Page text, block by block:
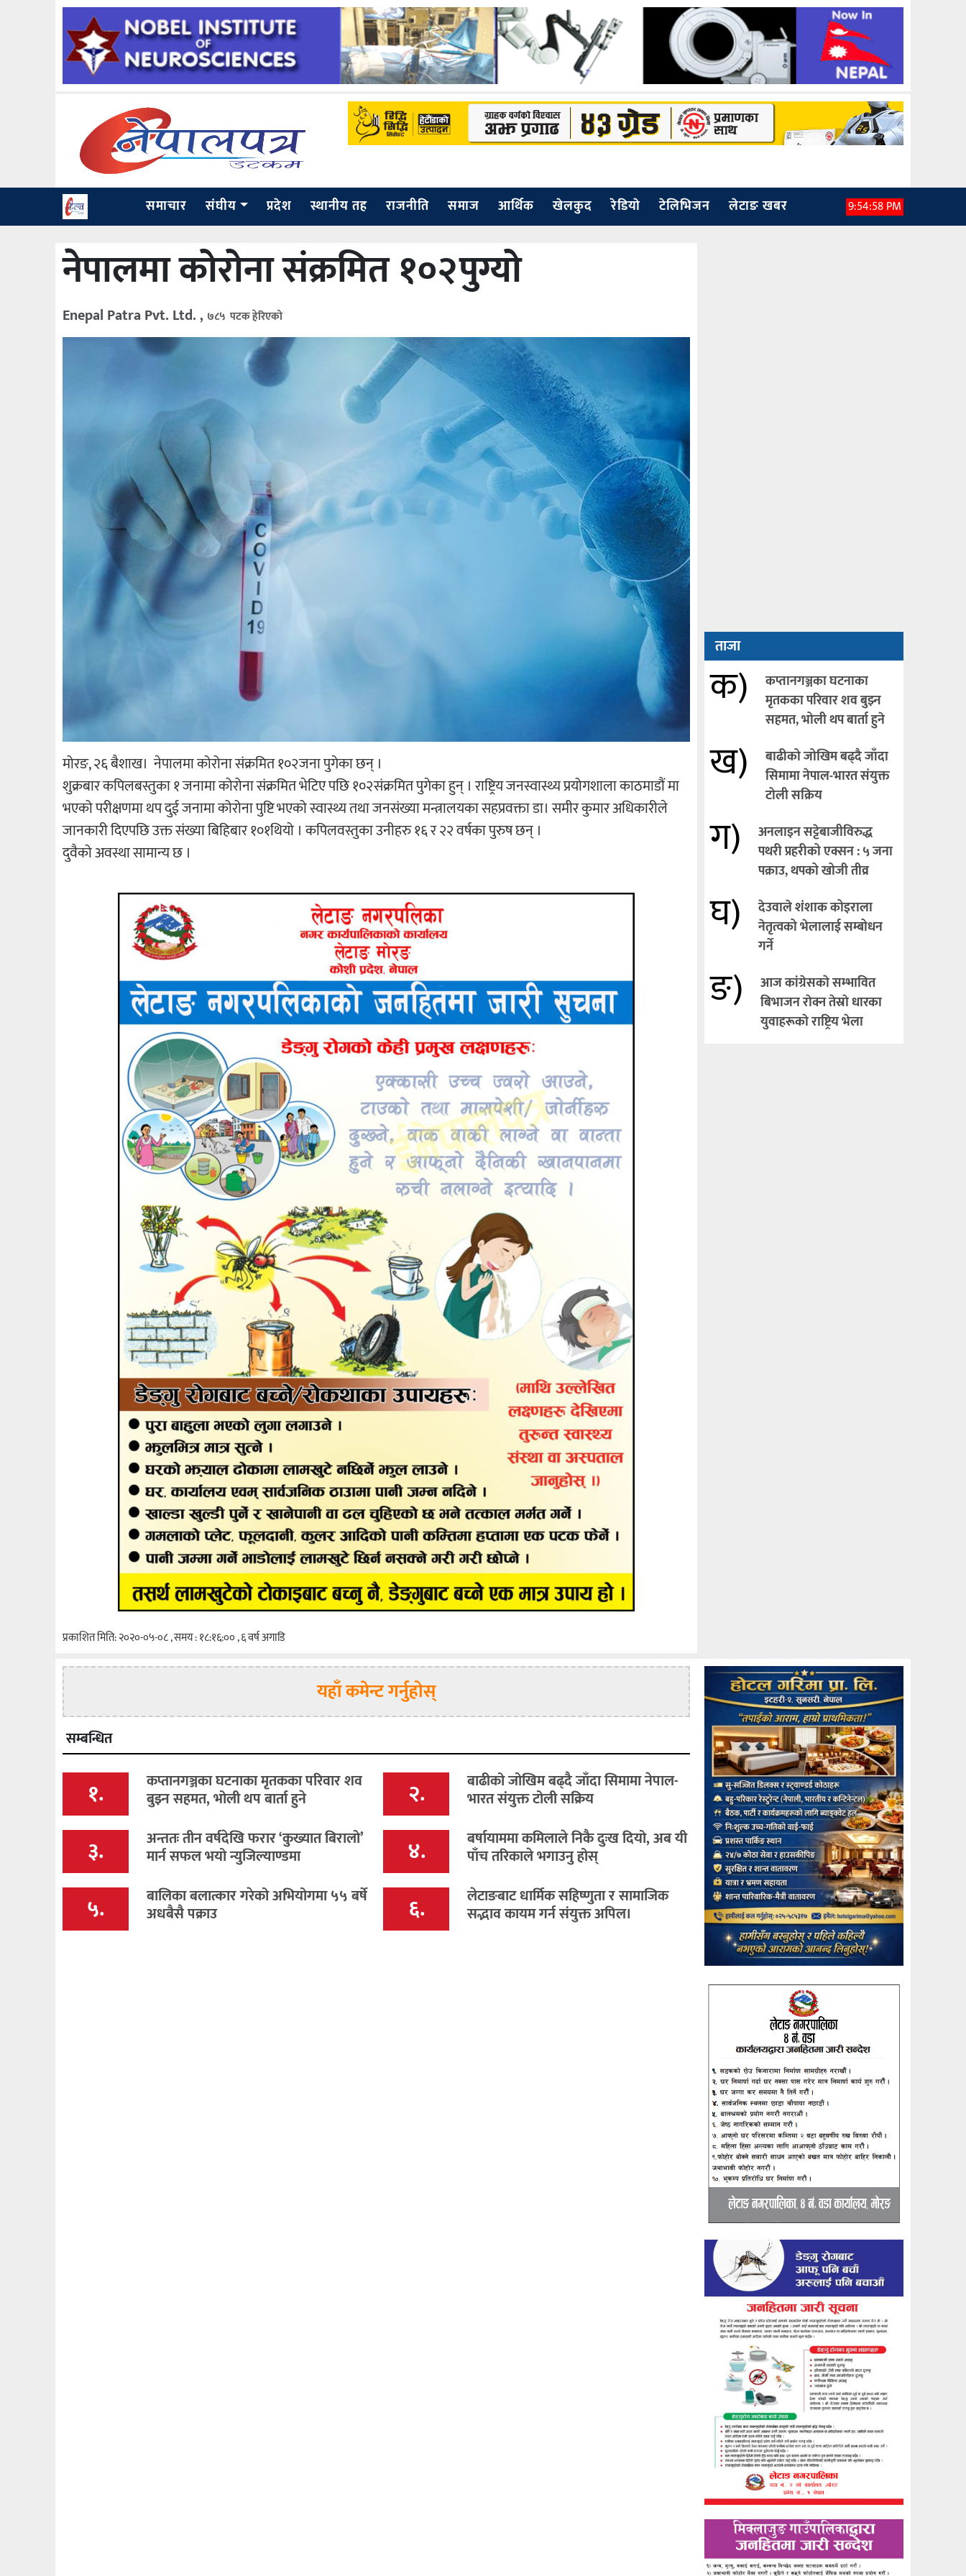
समाचार संघीय प्रदेश स्थानीय तह राजनीति समाज आर्थिक खेलकुद रेडियाे टेलिभिजन लेटाङ खबर 9:55:00 PM
नेपालमा कोरोना संक्रमित १०२पुग्यो
Enepal Patra Pvt. Ltd. , ७८५ पटक हेरिएको
मोरङ, २६ बैशाख। नेपालमा कोरोना संक्रमित १०२जना पुगेका छन् ।
शुक्रबार कपिलबस्तुका १ जनामा कोरोना संक्रमित भेटिए पछि १०२संक्रमित पुगेका हुन् । राष्ट्रिय जनस्वास्थ्य प्रयोगशाला काठमाडौं मा
भएको परीक्षणमा थप दुई जनामा कोरोना पुष्टि भएको स्वास्थ्य तथा जनसंख्या मन्त्रालयका सहप्रवक्ता डा। समीर कुमार अधिकारीले
जानकारी दिएपछि उक्त संख्या बिहिबार १०१थियो । कपिलवस्तुका उनीहरु १६ र २२ वर्षका पुरुष छन् ।
दुवैको अवस्था सामान्य छ ।
प्रकाशित मिति: २०२०-०५-०८ , समय : १८:१६:०० , ६ वर्ष अगाडि
ताजा
क)
कप्तानगञ्जका घटनाका
मृतकका परिवार शव बुझ्न
सहमत, भोली थप बार्ता हुने
ख)
बाढीको जोखिम बढ्दै जाँदा
सिमामा नेपाल-भारत संयुक्त
टोली सक्रिय
ग)
अनलाइन सट्टेबाजीविरुद्ध
पथरी प्रहरीको एक्सन : ५ जना
पक्राउ, थपको खोजी तीव्र
घ)
देउवाले शंशाक कोइराला
नेतृत्वको भेलालाई सम्बोधन
गर्ने
ङ)
आज कांग्रेसकाे सम्भावित
बिभाजन राेक्न तेस्राे धारका
युवाहरूकाे राष्ट्रिय भेला
यहाँ कमेन्ट गर्नुहोस्
सम्बन्धित
१. कप्तानगञ्जका घटनाका मृतकका परिवार शव
बुझ्न सहमत, भोली थप बार्ता हुने २. बाढीको जोखिम बढ्दै जाँदा सिमामा नेपाल-
भारत संयुक्त टोली सक्रिय
३. अन्ततः तीन वर्षदेखि फरार ‘कुख्यात बिरालो’
मार्न सफल भयो न्युजिल्याण्डमा ४. बर्षायाममा कमिलाले निकै दुःख दियो, अब यी
पाँच तरिकाले भगाउनु होस्
५. बालिका बलात्कार गरेको अभियोगमा ५५ बर्षे
अधबैसै पक्राउ ६. लेटाङबाट धार्मिक सहिष्णुता र सामाजिक
सद्भाव कायम गर्न संयुक्त अपिल।